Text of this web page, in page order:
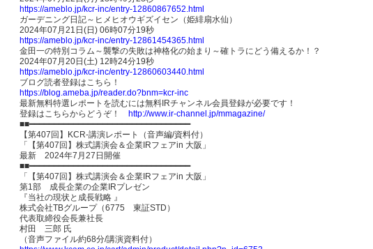
https://ameblo.jp/kcr-inc/entry-12860867652.html
ガーデニング日記～ヒメヒオウギズイセン（姫緋扇水仙）
2024年07月21日(日) 06時07分19秒
https://ameblo.jp/kcr-inc/entry-12861454365.html
金田一の特別コラム～襲撃の失敗は神格化の始まり～確トラにどう備えるか！？
2024年07月20日(土) 12時24分19秒
https://ameblo.jp/kcr-inc/entry-12860603440.html
ブログ読者登録はこちら！
https://blog.ameba.jp/reader.do?bnm=kcr-inc
最新無料特選レポートを読むには無料IRチャンネル会員登録が必要です！
登録はこちらからどうぞ！ http://www.ir-channel.jp/mmagazine/
■■━━━━━━━━━━━━━━━━━━━━━━━━━━━━━━━━━
【第407回】KCR-講演レポート（音声編/資料付）
「【第407回】株式講演会＆企業IRフェアin 大阪」
最新 2024年7月27日開催
■■━━━━━━━━━━━━━━━━━━━━━━━━━━━━━━━━━
「【第407回】株式講演会＆企業IRフェアin 大阪」
第1部 成長企業の企業IRプレゼン
『当社の現状と成長戦略 』
株式会社TBグループ（6775 東証STD）
代表取締役会長兼社長
村田 三郎 氏
（音声ファイル約68分/講演資料付）